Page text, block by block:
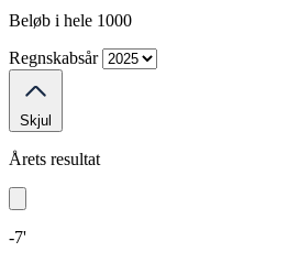
Beløb i hele 1000
Regnskabsår
Skjul
Årets resultat
-7'